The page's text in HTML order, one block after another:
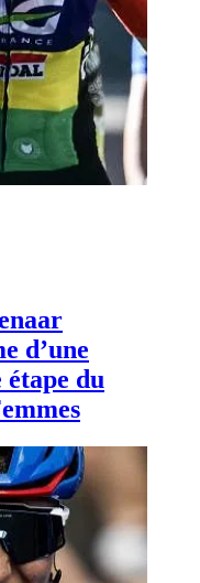
d’une
étape du